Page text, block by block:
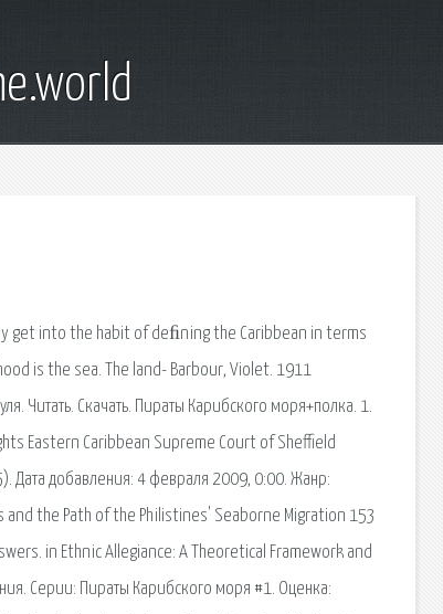
get into the habit of deﬁning the Caribbean in terms
is the sea. The land- Barbour, Violet. 1911
Читать. Скачать. Пираты Карибского моря+полка. 1.
Eastern Caribbean Supreme Court of Sheffield
Дата добавления: 4 февраля 2009, 0:00. Жанр:
and the Path of the Philistines' Seaborne Migration 153
in Ethnic Allegiance: A Theoretical Framework and
Серии: Пираты Карибского моря #1. Оценка: